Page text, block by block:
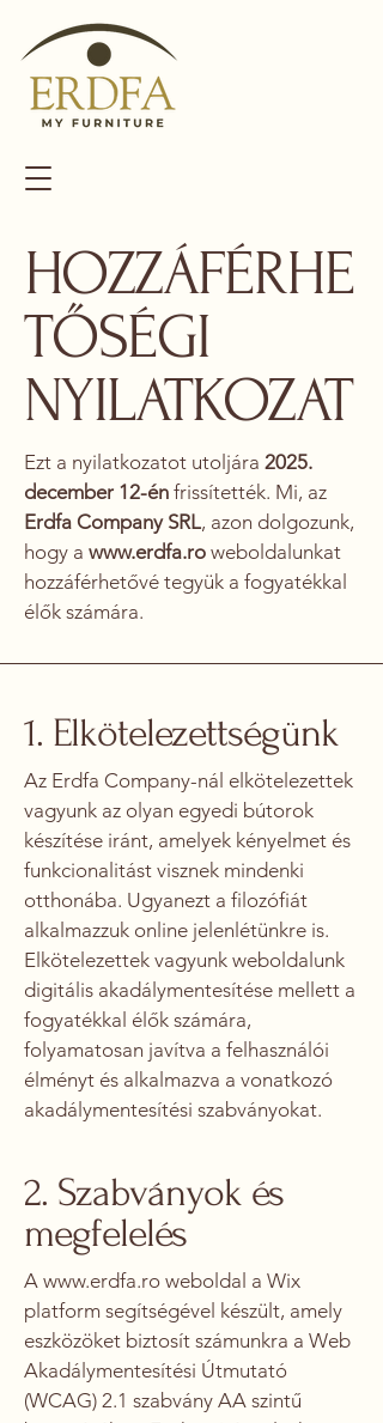
HOZZÁFÉRHE
TŐSÉGI
NYILATKOZAT
Ezt a nyilatkozatot utoljára 2025.
december 12-én frissítették. Mi, az
Erdfa Company SRL, azon dolgozunk,
hogy a www.erdfa.ro weboldalunkat
hozzáférhetővé tegyük a fogyatékkal
élők számára.
1. Elkötelezettségünk
Az Erdfa Company-nál elkötelezettek
vagyunk az olyan egyedi bútorok
készítése iránt, amelyek kényelmet és
funkcionalitást visznek mindenki
otthonába. Ugyanezt a filozófiát
alkalmazzuk online jelenlétünkre is.
Elkötelezettek vagyunk weboldalunk
digitális akadálymentesítése mellett a
fogyatékkal élők számára,
folyamatosan javítva a felhasználói
élményt és alkalmazva a vonatkozó
akadálymentesítési szabványokat.
2. Szabványok és
megfelelés
A www.erdfa.ro weboldal a Wix
platform segítségével készült, amely
eszközöket biztosít számunkra a Web
Akadálymentesítési Útmutató
(WCAG) 2.1 szabvány AA szintű